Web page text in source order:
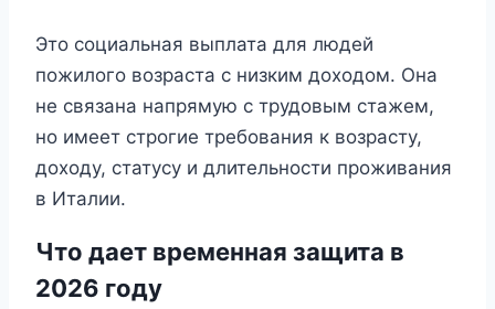
Это социальная выплата для людей
пожилого возраста с низким доходом. Она
не связана напрямую с трудовым стажем,
но имеет строгие требования к возрасту,
доходу, статусу и длительности проживания
в Италии.
Что дает временная защита в
2026 году